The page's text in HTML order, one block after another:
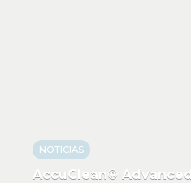
NOTICIAS
AccuClean® Advanced